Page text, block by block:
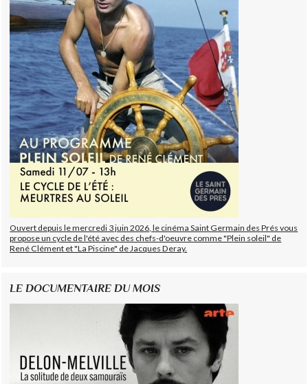
Ouvert depuis le mercredi 3 juin 2026, le cinéma Saint Germain des Prés vous
propose un cycle de l'été avec des chefs-d'oeuvre comme "Plein soleil" de
René Clément et "La Piscine" de Jacques Deray.
LE DOCUMENTAIRE DU MOIS